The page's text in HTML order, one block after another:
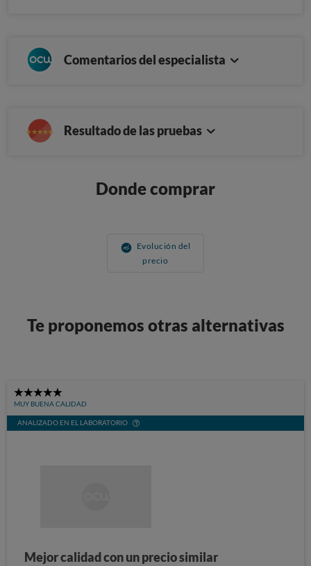
Comentarios del especialista
Resultado de las pruebas
Donde comprar
Evolución del
precio
Te proponemos otras alternativas
5
Stars
MUY BUENA CALIDAD
ANALIZADO EN EL LABORATORIO
Mejor calidad con un precio similar